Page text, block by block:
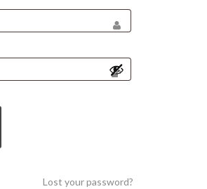
Lost your password?